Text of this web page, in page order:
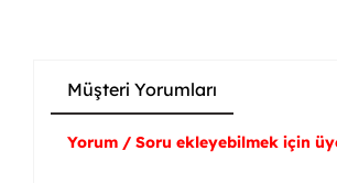
Müşteri Yorumları
Yorum / Soru ekleyebilmek için